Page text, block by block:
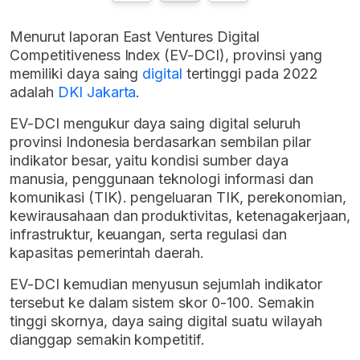
Menurut laporan East Ventures Digital
Competitiveness Index (EV-DCI), provinsi yang
memiliki daya saing digital tertinggi pada 2022
adalah DKI Jakarta.
EV-DCI mengukur daya saing digital seluruh
provinsi Indonesia berdasarkan sembilan pilar
indikator besar, yaitu kondisi sumber daya
manusia, penggunaan teknologi informasi dan
komunikasi (TIK). pengeluaran TIK, perekonomian,
kewirausahaan dan produktivitas, ketenagakerjaan,
infrastruktur, keuangan, serta regulasi dan
kapasitas pemerintah daerah.
EV-DCI kemudian menyusun sejumlah indikator
tersebut ke dalam sistem skor 0-100. Semakin
tinggi skornya, daya saing digital suatu wilayah
dianggap semakin kompetitif.